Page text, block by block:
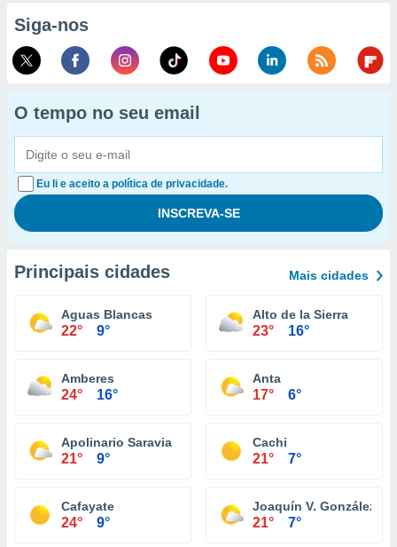
Siga-nos
O tempo no seu email
Eu li e aceito a política de privacidade.
Principais cidades Mais cidades
Aguas Blancas
22° 9°
Alto de la Sierra
23° 16°
Amberes
24° 16°
Anta
17° 6°
Apolinario Saravia
21° 9°
Cachi
21° 7°
Cafayate
24° 9°
Joaquín V. González
21° 7°